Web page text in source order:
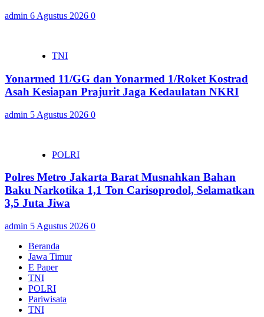
admin 6 Agustus 2026 0
TNI
Yonarmed 11/GG dan Yonarmed 1/Roket Kostrad
Asah Kesiapan Prajurit Jaga Kedaulatan NKRI
admin 5 Agustus 2026 0
POLRI
Polres Metro Jakarta Barat Musnahkan Bahan
Baku Narkotika 1,1 Ton Carisoprodol, Selamatkan
3,5 Juta Jiwa
admin 5 Agustus 2026 0
Beranda
Jawa Timur
E Paper
TNI
POLRI
Pariwisata
TNI